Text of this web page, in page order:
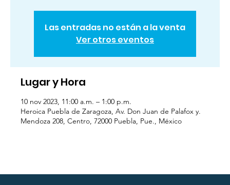
Las entradas no están a la venta
Ver otros eventos
Lugar y Hora
10 nov 2023, 11:00 a.m. – 1:00 p.m.
Heroica Puebla de Zaragoza, Av. Don Juan de Palafox y.
Mendoza 208, Centro, 72000 Puebla, Pue., México